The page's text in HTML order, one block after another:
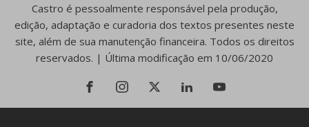
Castro é pessoalmente responsável pela produção,
edição, adaptação e curadoria dos textos presentes neste
site, além de sua manutenção financeira. Todos os direitos
reservados. | Última modificação em 10/06/2020